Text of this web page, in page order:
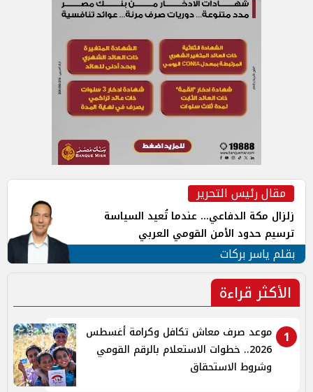
مقال رئيس التحرير
زلزال مكة الدفاعي... عندما تُعيد السياسة
ترسيم حدود الأمن القومي العربي
بقلم ياسر بركات
الأكثر قراءة
1
موعد صرف معاش تكافل وكرامة أغسطس
2026.. خطوات الاستعلام بالرقم القومي
وشروط الاستحقاق